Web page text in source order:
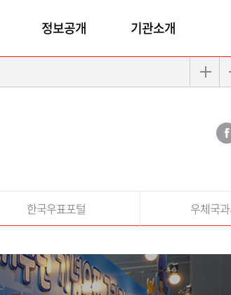
정보공개 기관소개
한국우표포털 우체국